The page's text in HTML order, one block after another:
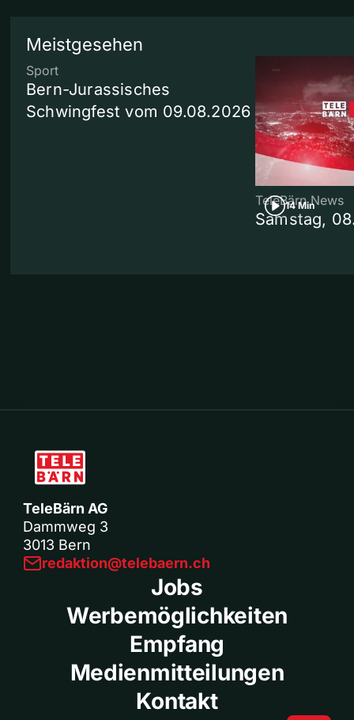
Meistgesehen
Sport
Bern-Jurassisches
Schwingfest vom 09.08.2026
14 Min
TeleBärn News
Samstag,
TeleBärn AG
Dammweg 3
3013 Bern
redaktion@telebaern.ch
Jobs
Werbemöglichkeiten
Empfang
Medienmitteilungen
Kontakt